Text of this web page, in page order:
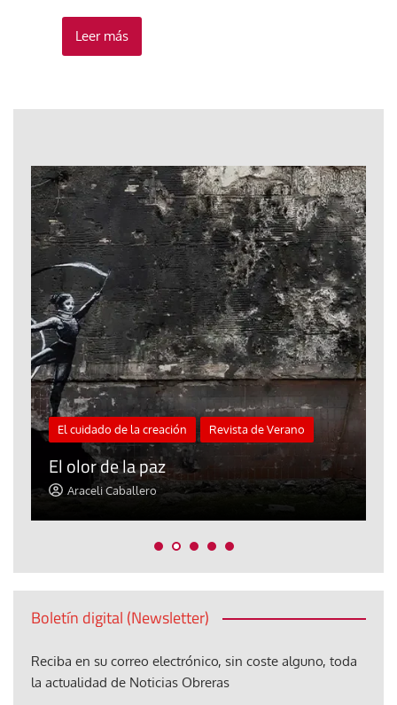
Leer más
El cuidado de la creación Revista de Verano
El olor de la paz
Araceli Caballero
Boletín digital (Newsletter)
Reciba en su correo electrónico, sin coste alguno, toda
la actualidad de Noticias Obreras